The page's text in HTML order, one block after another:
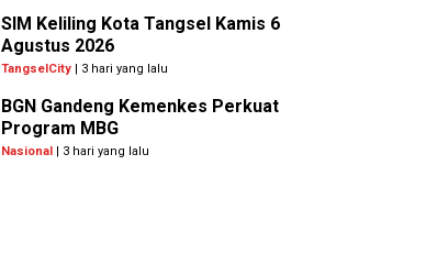
SIM Keliling Kota Tangsel Kamis 6
Agustus 2026
TangselCity| 3 hari yang lalu
BGN Gandeng Kemenkes Perkuat
Program MBG
Nasional | 3 hari yang lalu